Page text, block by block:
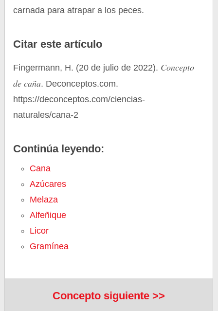
carnada para atrapar a los peces.
Citar este artículo
Fingermann, H. (20 de julio de 2022). Concepto
de caña. Deconceptos.com.
https://deconceptos.com/ciencias-
naturales/cana-2
Continúa leyendo:
Cana
Azúcares
Melaza
Alfeñique
Licor
Gramínea
Concepto siguiente >>